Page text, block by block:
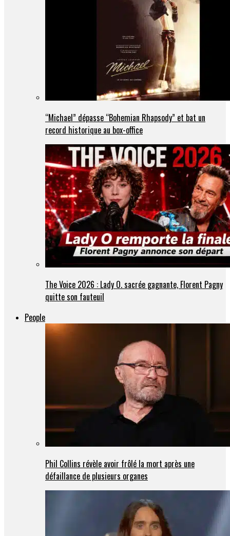
“Michael” dépasse “Bohemian Rhapsody” et bat un
record historique au box-office
The Voice 2026 : Lady O. sacrée gagnante, Florent Pagny
quitte son fauteuil
People
Phil Collins révèle avoir frôlé la mort après une
défaillance de plusieurs organes